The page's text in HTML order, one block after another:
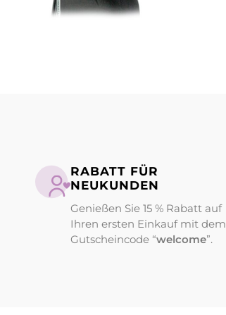
RABATT FÜR
NEUKUNDEN
Genießen Sie 15 % Rabatt auf
Ihren ersten Einkauf mit dem
Gutscheincode “welcome”.